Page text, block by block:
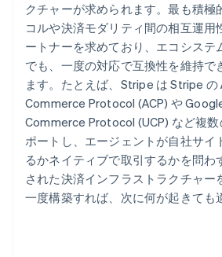
クチャーが求められます。最も積極
コルや決済モダリティ間の相互運用
ートナーを求めており、エコシステ
でも、一度の対応で互換性を維持で
ます。たとえば、Stripe は Stripe
Commerce Protocol (ACP) や
Commerce Protocol (UCP) など複
ポートし、エージェントが自社サイ
るかネイティブで取引するかを問わ
された決済インフラストラクチャー
一度構築すれば、次に何が起きても